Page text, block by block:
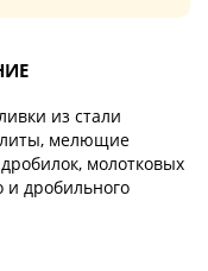
из стали
мелющие
молотковых
дробильного